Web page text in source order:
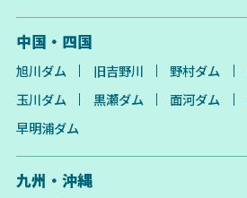
中国・四国
旭川ダム 旧吉野川 野村ダム
玉川ダム
黒瀬ダム 面河ダム
早明浦ダム
九州・沖縄